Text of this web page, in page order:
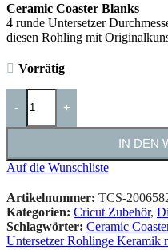
Ceramic Coaster Blanks
4 runde Untersetzer
diesen Rohling mit
Vorrätig
- +
IN DEN
Auf die Wunschliste
Artikelnummer: TCS-
Kategorien: Cricut Zubehör,
Schlagwörter: Ceramic
Untersetzer Rohlinge Keramik